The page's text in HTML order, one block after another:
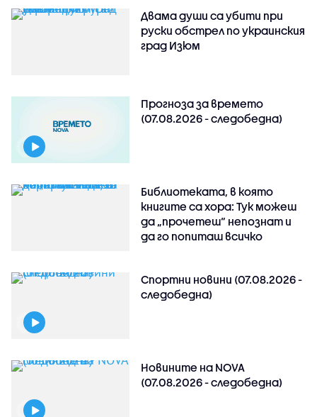
Двама души са убити при
руски обстрeл по украинския
град Изюм
Прогноза за времето
(07.08.2026 - следобедна)
Библиотеката, в която
книгите са хора: Тук можеш
да „прочетеш“ непознат и
да го попиташ всичко
Спортни новини (07.08.2026 -
следобедна)
Новините на NOVA
(07.08.2026 - следобедна)